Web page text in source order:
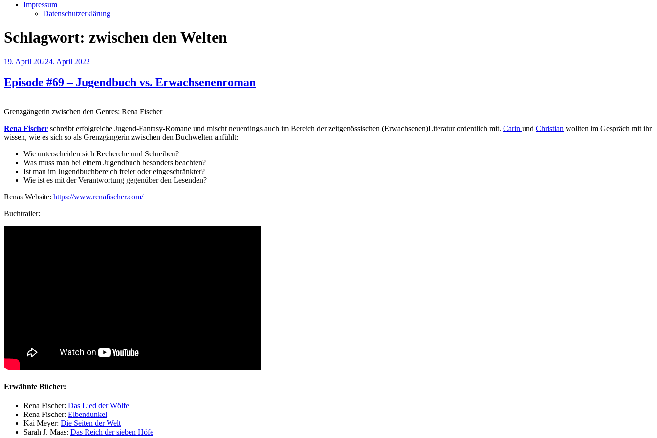
Impressum
Datenschutzerklärung
Schlagwort: zwischen den Welten
Veröffentlicht
19. April 20224. April 2022
Episode #69 – Jugendbuch vs. Erwachsenenroman
Grenzgängerin zwischen den Genres: Rena Fischer
Rena Fischer schreibt erfolgreiche Jugend-Fantasy-Romane und mischt neuerdings auch im Bereich der zeitgenössischen (Erwachsenen)Literatur ordentlich mit. Carin und Christian wollten im Gespräch mit ihr
wissen, wie es sich so als Grenzgängerin zwischen den Buchwelten anfühlt:
Wie unterscheiden sich Recherche und Schreiben?
Was muss man bei einem Jugendbuch besonders beachten?
Ist man im Jugendbuchbereich freier oder eingeschränkter?
Wie ist es mit der Verantwortung gegenüber den Lesenden?
Renas Website: https://www.renafischer.com/
Buchtrailer:
Erwähnte Bücher:
Rena Fischer: Das Lied der Wölfe
Rena Fischer: Elbendunkel
Kai Meyer: Die Seiten der Welt
Sarah J. Maas: Das Reich der sieben Höfe